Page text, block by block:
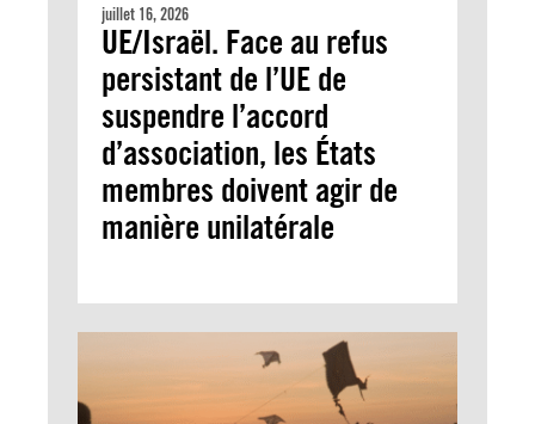
juillet 16, 2026
UE/Israël. Face au refus
persistant de l’UE de
suspendre l’accord
d’association, les États
membres doivent agir de
manière unilatérale